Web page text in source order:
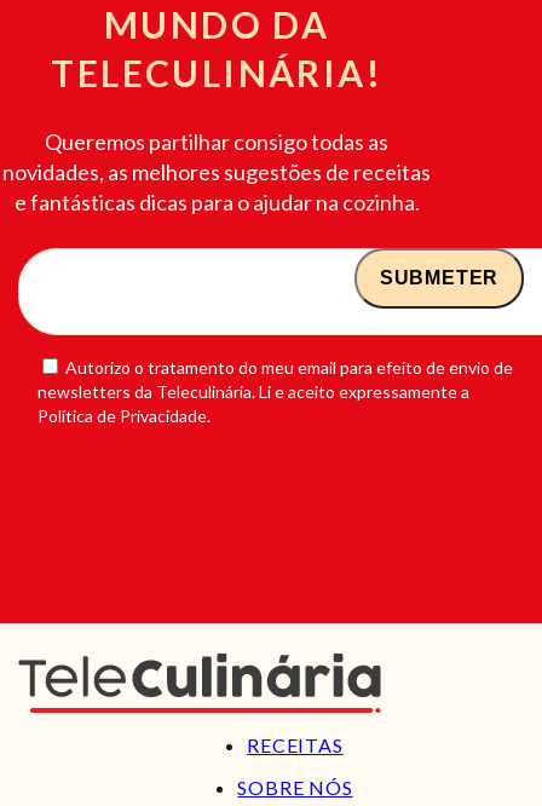
MUNDO DA
TELECULINÁRIA!
Queremos partilhar consigo todas as
novidades, as melhores sugestões de receitas
e fantásticas dicas para o ajudar na cozinha.
Autorizo o tratamento do meu email para efeito de envio de
newsletters da Teleculinária. Li e aceito expressamente a
Política de Privacidade.
RECEITAS
SOBRE NÓS